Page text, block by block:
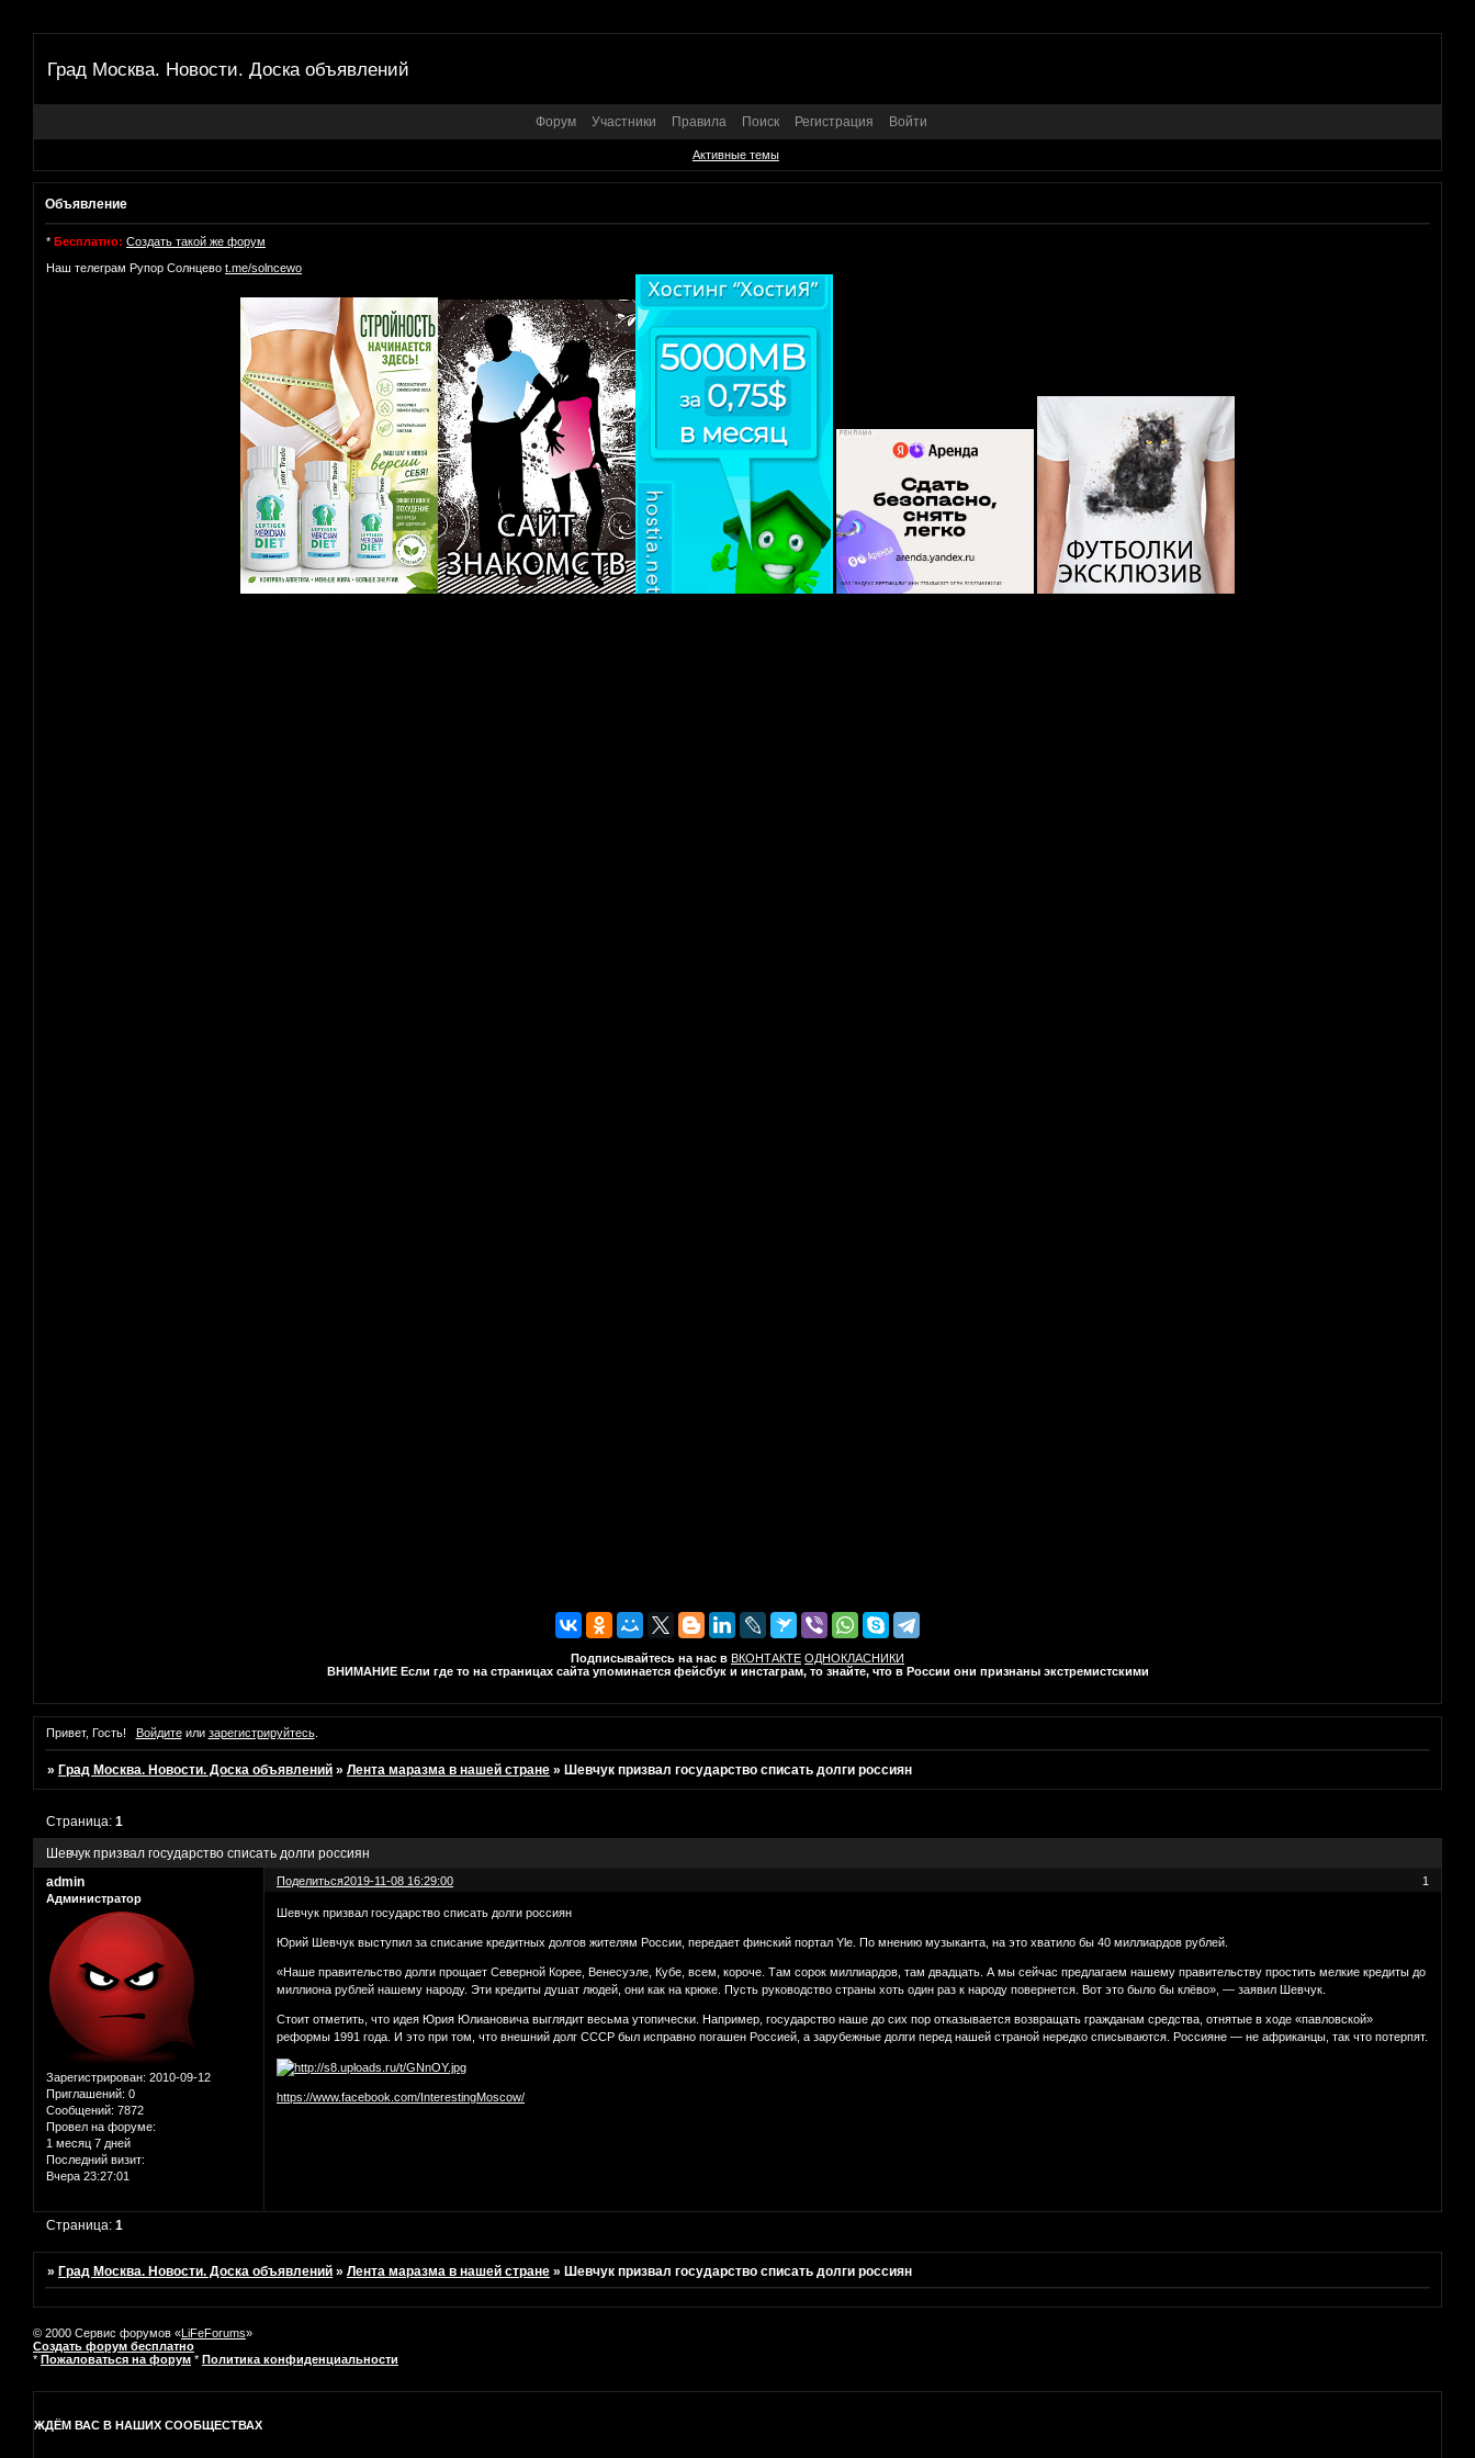
Град Москва. Новости. Доска объявлений
Форум Участники Правила Поиск Регистрация Войти
Активные темы
Объявление
* Бесплатно: Создать такой же форум
Наш телеграм Рупор Солнцево t.me/solncewo
Подписывайтесь на нас в ВКОНТАКТЕ ОДНОКЛАСНИКИ
ВНИМАНИЕ Если где то на страницах сайта упоминается фейсбук и инстаграм, то знайте, что в России они признаны экстремистскими
Привет, Гость! Войдитеили зарегистрируйтесь.
» Град Москва. Новости. Доска объявлений »Лента маразма в нашей стране » Шевчук призвал государство списать долги россиян
Шевчук призвал государство списать долги россиян
Страница:1
Поделиться 1
2019-11-08 16:29:00
admin
Администратор
Зарегистрирован: 2010-09-12
Приглашений: 0
Сообщений: 7872
Провел на форуме:
1 месяц 7 дней
Последний визит:
Вчера 23:27:01
Шевчук призвал государство списать долги россиян
Юрий Шевчук выступил за списание кредитных долгов жителям России, передает финский портал Yle. По мнению музыканта, на это хватило бы 40 миллиардов рублей.
«Наше правительство долги прощает Северной Корее, Венесуэле, Кубе, всем, короче. Там сорок миллиардов, там двадцать. А мы сейчас предлагаем нашему правительству простить мелкие кредиты до
миллиона рублей нашему народу. Эти кредиты душат людей, они как на крюке. Пусть руководство страны хоть один раз к народу повернется. Вот это было бы клёво», — заявил Шевчук.
Стоит отметить, что идея Юрия Юлиановича выглядит весьма утопически. Например, государство наше до сих пор отказывается возвращать гражданам средства, отнятые в ходе «павловской»
реформы 1991 года. И это при том, что внешний долг СССР был исправно погашен Россией, а зарубежные долги перед нашей страной нередко списываются. Россияне — не африканцы, так что потерпят.
https://www.facebook.com/InterestingMoscow/
Страница:1
»Град Москва. Новости. Доска объявлений »Лента маразма в нашей стране »Шевчук призвал государство списать долги россиян
© 2000 Сервис форумов «LiFeForums»
Создать форум бесплатно
* Пожаловаться на форум * Политика конфиденциальности
ЖДЁМ ВАС В НАШИХ СООБЩЕСТВАХ